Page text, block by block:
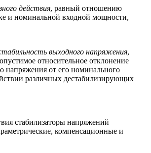
действия, равный отношению
и номинальной входной мощности,
выходного напряжения,
относительное отклонение
напряжения от его номинального
различных дестабилизирующих
стабилизаторы напряжений
компенсационные и